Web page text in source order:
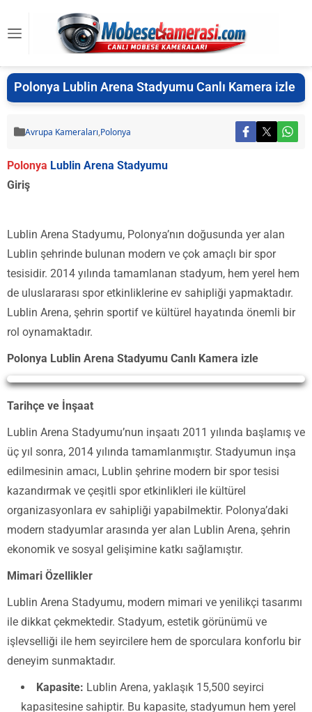
Polonya Lublin Arena Stadyumu Canlı Kamera izle
Avrupa Kameraları,Polonya
Polonya Lublin Arena Stadyumu
Giriş
Lublin Arena Stadyumu, Polonya’nın doğusunda yer alan
Lublin şehrinde bulunan modern ve çok amaçlı bir spor
tesisidir. 2014 yılında tamamlanan stadyum, hem yerel hem
de uluslararası spor etkinliklerine ev sahipliği yapmaktadır.
Lublin Arena, şehrin sportif ve kültürel hayatında önemli bir
rol oynamaktadır.
Polonya Lublin Arena Stadyumu Canlı Kamera izle
Yayın Yükleniyor...
Tarihçe ve İnşaat
Lublin Arena Stadyumu’nun inşaatı 2011 yılında başlamış ve
üç yıl sonra, 2014 yılında tamamlanmıştır. Stadyumun inşa
edilmesinin amacı, Lublin şehrine modern bir spor tesisi
kazandırmak ve çeşitli spor etkinlikleri ile kültürel
organizasyonlara ev sahipliği yapabilmektir. Polonya’daki
modern stadyumlar arasında yer alan Lublin Arena, şehrin
ekonomik ve sosyal gelişimine katkı sağlamıştır.
Mimari Özellikler
Lublin Arena Stadyumu, modern mimari ve yenilikçi tasarımı
ile dikkat çekmektedir. Stadyum, estetik görünümü ve
işlevselliği ile hem seyircilere hem de sporculara konforlu bir
deneyim sunmaktadır.
Kapasite: Lublin Arena, yaklaşık 15,500 seyirci
kapasitesine sahiptir. Bu kapasite, stadyumun hem yerel